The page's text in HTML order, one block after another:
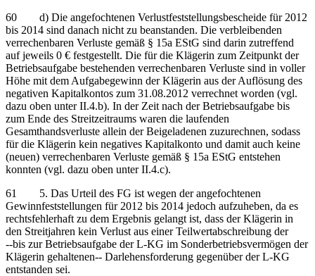
60 d) Die angefochtenen Verlustfeststellungsbescheide für 2012
bis 2014 sind danach nicht zu beanstanden. Die verbleibenden
verrechenbaren Verluste gemäß § 15a EStG sind darin zutreffend
auf jeweils 0 € festgestellt. Die für die Klägerin zum Zeitpunkt der
Betriebsaufgabe bestehenden verrechenbaren Verluste sind in voller
Höhe mit dem Aufgabegewinn der Klägerin aus der Auflösung des
negativen Kapitalkontos zum 31.08.2012 verrechnet worden (vgl.
dazu oben unter II.4.b). In der Zeit nach der Betriebsaufgabe bis
zum Ende des Streitzeitraums waren die laufenden
Gesamthandsverluste allein der Beigeladenen zuzurechnen, sodass
für die Klägerin kein negatives Kapitalkonto und damit auch keine
(neuen) verrechenbaren Verluste gemäß § 15a EStG entstehen
konnten (vgl. dazu oben unter II.4.c).
61 5. Das Urteil des FG ist wegen der angefochtenen
Gewinnfeststellungen für 2012 bis 2014 jedoch aufzuheben, da es
rechtsfehlerhaft zu dem Ergebnis gelangt ist, dass der Klägerin in
den Streitjahren kein Verlust aus einer Teilwertabschreibung der
‑‑bis zur Betriebsaufgabe der L-KG im Sonderbetriebsvermögen der
Klägerin gehaltenen‑‑ Darlehensforderung gegenüber der L-KG
entstanden sei.